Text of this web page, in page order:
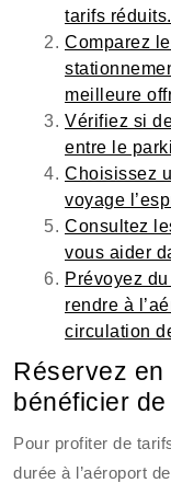
tarifs réduits.
Comparez
meilleure
Vérifiez si
entre le
Choisissez
voyage
Consultez
vous aider
Prévoyez
rendre à
circulation
Réservez en
bénéficier
Pour profiter de
durée à l’aéroport